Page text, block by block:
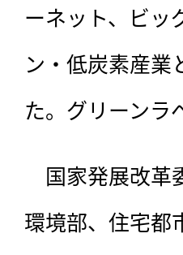
ーネット、ビッ
ン・低炭素産業
た。グリーンラ
国家発展改革
環境部、住宅都